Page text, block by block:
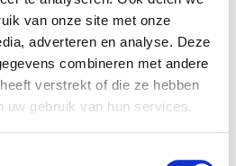
van onze site met onze
adverteren en analyse. Deze
combineren met andere
verstrekt of die ze hebben
uw gebruik van hun services.
JOSJE HUISMAN SHOWT
BABYBUIK OP IBIZA